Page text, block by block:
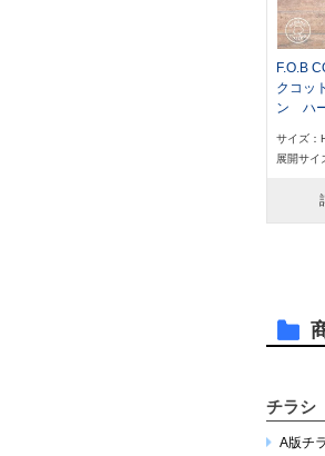
F.O.B
クコッ
ン ハ
サイズ：
展開サイ
チラシ
A版チ